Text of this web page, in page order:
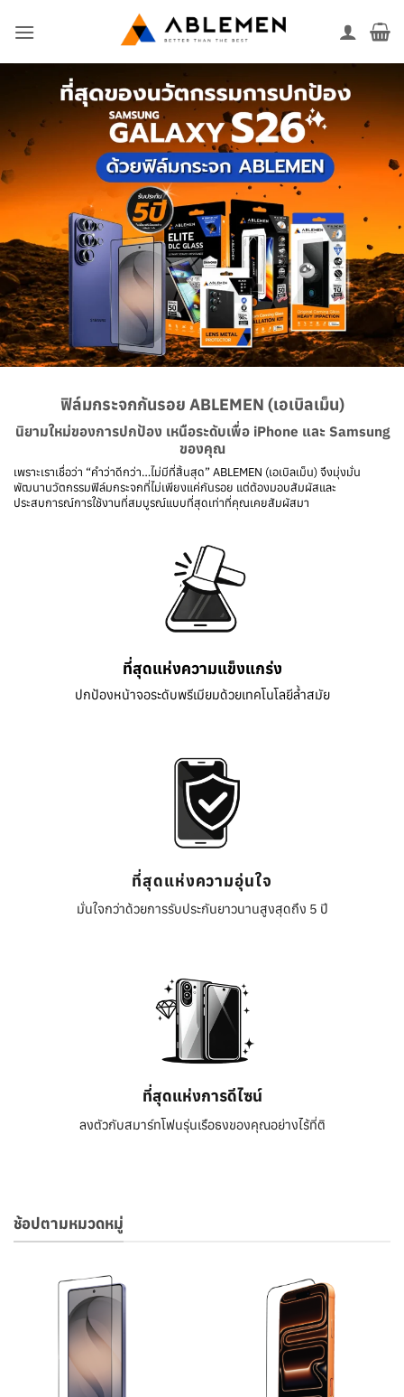
ฟิล์มกระจกกันรอย ABLEMEN (เอเบิลเม็น)
นิยามใหม่ของการปกป้อง เหนือระดับเพื่อ iPhone และ Samsung
ของคุณ
เพราะเราเชื่อว่า “คำว่าดีกว่า…ไม่มีที่สิ้นสุด” ABLEMEN (เอเบิลเม็น) จึงมุ่งมั่น
พัฒนานวัตกรรมฟิล์มกระจกที่ไม่เพียงแค่กันรอย แต่ต้องมอบสัมผัสและ
ประสบการณ์การใช้งานที่สมบูรณ์แบบที่สุดเท่าที่คุณเคยสัมผัสมา
ที่สุดแห่งความแข็งแกร่ง
ปกป้องหน้าจอระดับพรีเมียมด้วยเทคโนโลยีล้ำสมัย
ที่สุดแห่งความอุ่นใจ
มั่นใจกว่าด้วยการรับประกันยาวนานสูงสุดถึง 5 ปี
ที่สุดแห่งการดีไซน์
ลงตัวกับสมาร์ทโฟนรุ่นเรือธงของคุณอย่างไร้ที่ติ
ช้อปตามหมวดหมู่